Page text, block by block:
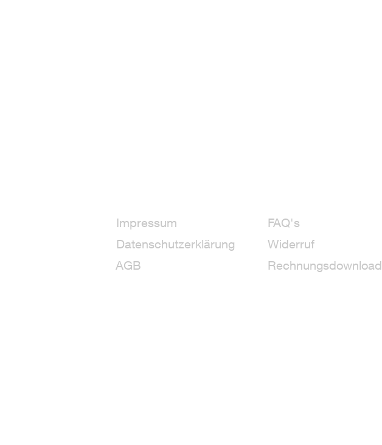
Impressum
Datenschutzerklärung
AGB
FAQ's
Widerruf
Rechnungsdownload